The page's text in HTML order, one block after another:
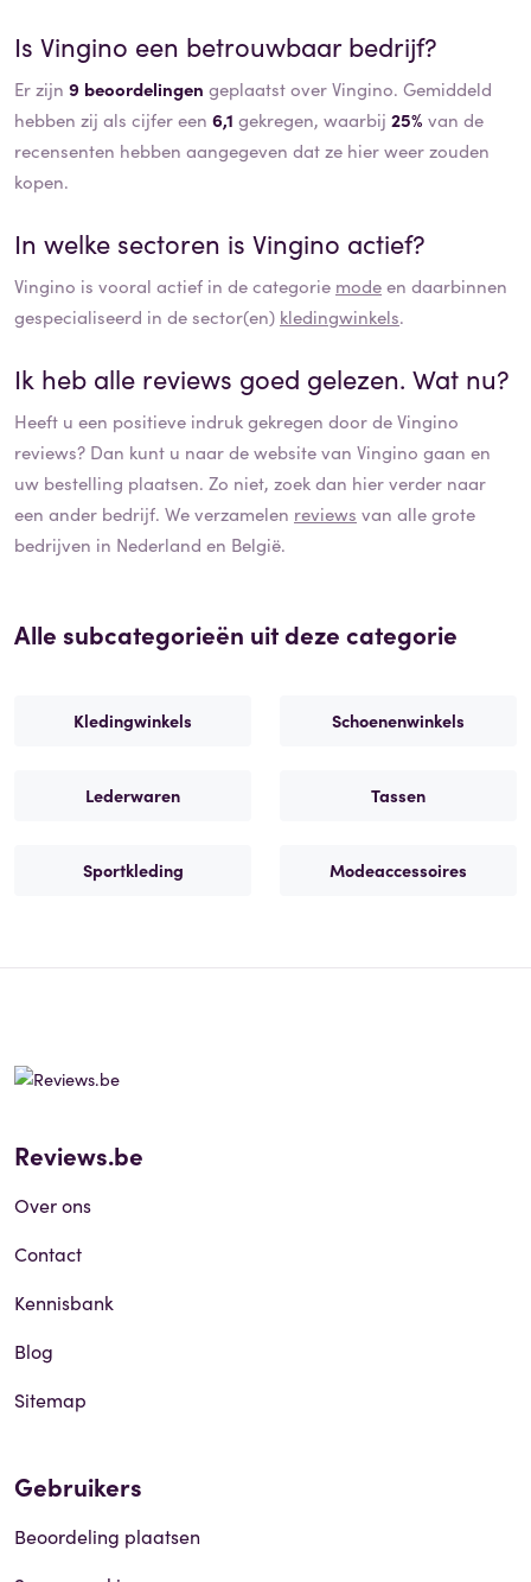
Is Vingino een betrouwbaar bedrijf?
Er zijn 9 beoordelingen geplaatst over Vingino. Gemiddeld
hebben zij als cijfer een 6,1 gekregen, waarbij 25% van de
recensenten hebben aangegeven dat ze hier weer zouden
kopen.
In welke sectoren is Vingino actief?
Vingino is vooral actief in de categorie modeen daarbinnen
gespecialiseerd in de sector(en) kledingwinkels.
Ik heb alle reviews goed gelezen. Wat nu?
Heeft u een positieve indruk gekregen door deVingino
reviews? Dan kunt u naar de website van Vingino gaan en
uw bestelling plaatsen. Zo niet, zoek dan hier verder naar
een ander bedrijf. We verzamelen reviews van alle grote
bedrijven in Nederland en België.
Alle subcategorieën uit deze categorie
Kledingwinkels Schoenenwinkels
Lederwaren Tassen
Sportkleding Modeaccessoires
Reviews.be
Over ons
Contact
Kennisbank
Blog
Sitemap
Gebruikers
Beoordeling plaatsen